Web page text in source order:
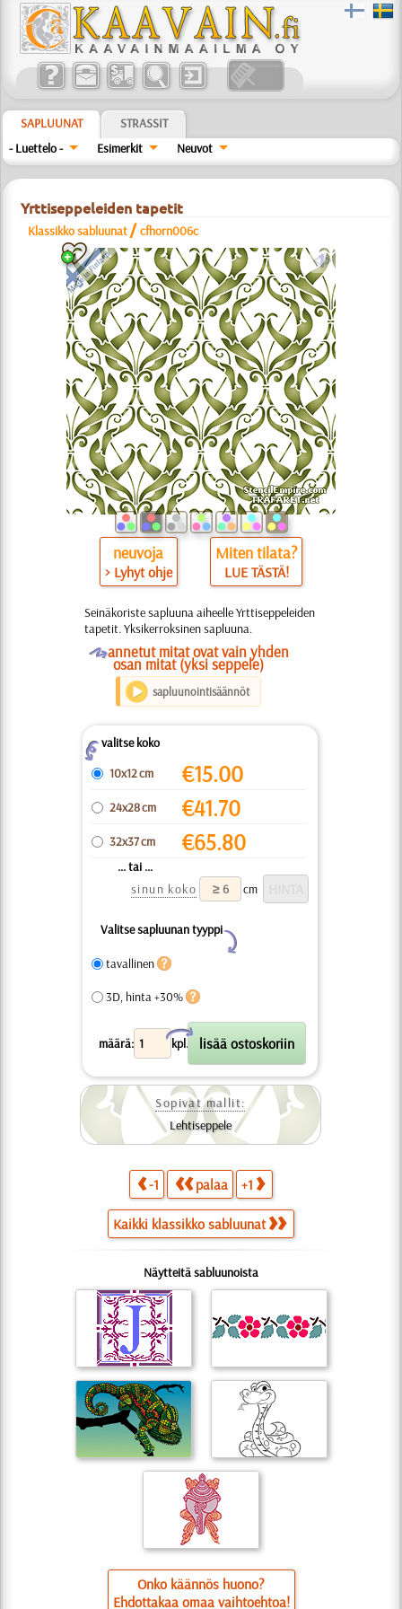
SAPLUUNAT
STRASSIT
- Luettelo -
Esimerkit Neuvot
Yrttiseppeleiden tapetit
Klassikko sabluunat /cfhorn006c
a
neuvoja
> Lyhyt ohje
Miten tilata?
LUE TÄSTÄ!
Seinäkoriste sapluuna aiheelle Yrttiseppeleiden
tapetit. Yksikerroksinen sapluuna.
Oannetut mitat ovat vain yhden
osan mitat (yksi seppele)
sapluunointisäännöt
Zvalitse koko
10x12 cm
€15.00
24x28 cm €41.70
32x37 cm €65.80
... tai ...
sinun koko
cm
Valitse sapluunan tyyppi
Y
tavallinen
3D, hinta +30%
määrä: kpl.
X
Sopivat mallit:
Lehtiseppele
-1 palaa +1
Kaikki klassikko sabluunat
Näytteitä sabluunoista
Onko käännös huono?
Ehdottakaa omaa vaihtoehtoa!